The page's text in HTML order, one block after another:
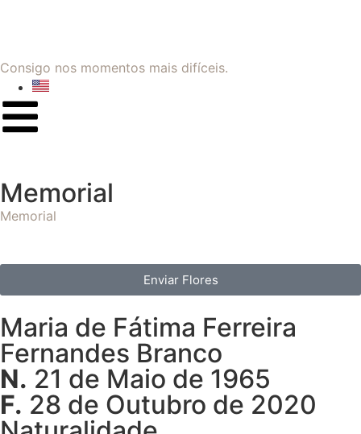
Consigo nos momentos mais difíceis.
Memorial
Memorial
Enviar Flores
Maria de Fátima Ferreira
Fernandes Branco
N. 21 de Maio de 1965
F. 28 de Outubro de 2020